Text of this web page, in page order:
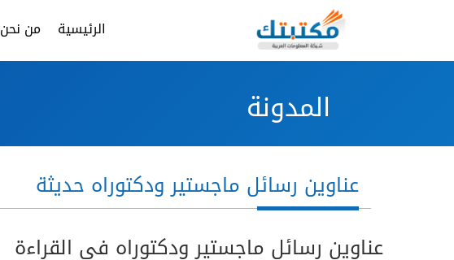
الرئيسية من نحن
المدونة
عناوين رسائل ماجستير ودكتوراه حديثة
عناوين رسائل ماجستير ودكتوراه في القراءة